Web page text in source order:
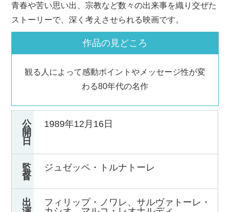
青春や苦い思い出、宗教など数々の出来事を織り交ぜた
ストーリーで、深く考えさせられる映画です。
作品の見どころ
観る人によって感動ポイントやメッセージ性が変
わる80年代の名作
公
開
日
1989年12月16日
監
督
ジュゼッペ・トルナトーレ
出
フィリップ・ノワレ、サルヴァトーレ・